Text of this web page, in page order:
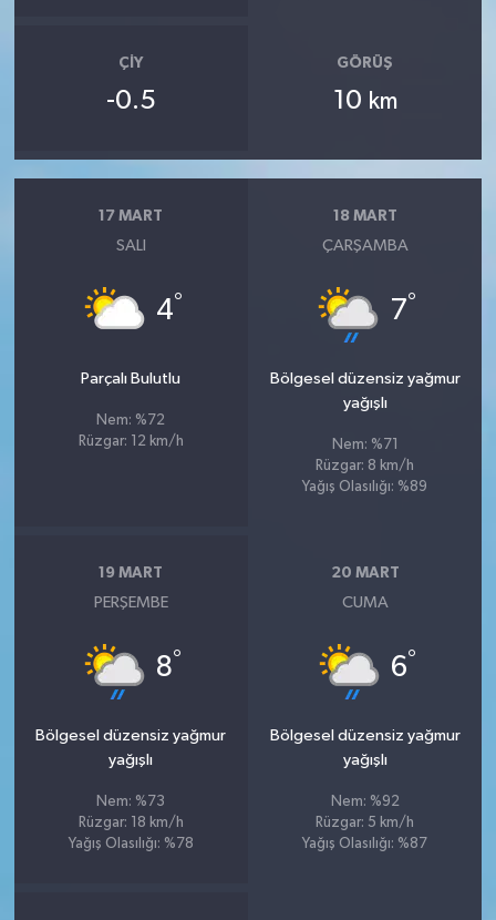
ÇIY
-0.5
GÖRÜŞ
10 km
17 MART
SALI
4°
Parçalı Bulutlu
Nem: %72
Rüzgar: 12 km/h
18 MART
ÇARŞAMBA
7°
Bölgesel düzensiz yağmur
yağışlı
Nem: %71
Rüzgar: 8 km/h
Yağış Olasılığı: %89
19 MART
PERŞEMBE
8°
Bölgesel düzensiz yağmur
yağışlı
Nem: %73
Rüzgar: 18 km/h
Yağış Olasılığı: %78
20 MART
CUMA
6°
Bölgesel düzensiz yağmur
yağışlı
Nem: %92
Rüzgar: 5 km/h
Yağış Olasılığı: %87